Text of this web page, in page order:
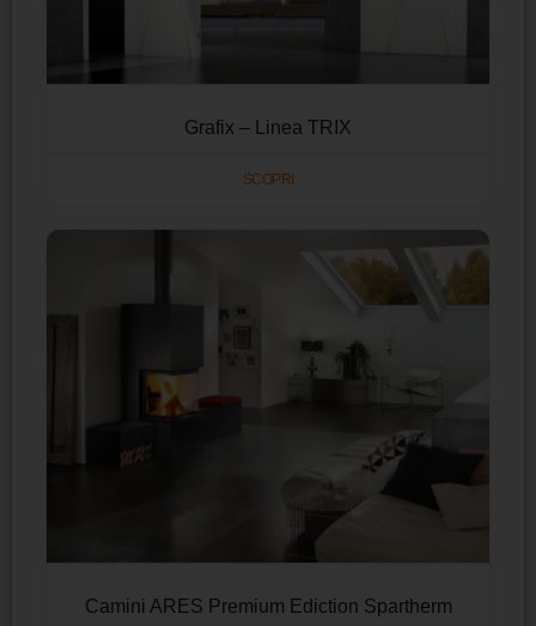
Grafix – Linea TRIX
SCOPRI
Camini ARES Premium Ediction Spartherm